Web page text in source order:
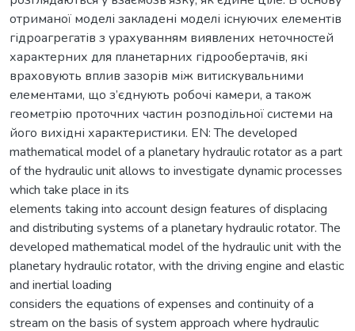
отриманої моделі закладені моделі існуючих елементів
гідроагрегатів з урахуванням виявлених неточностей
характерних для планетарних гідрообертачів, які
враховують вплив зазорів між витискувальними
елементами, що з’єднують робочі камери, а також
геометрію проточних частин розподільної системи на
його вихідні характеристики. EN: The developed
mathematical model of a planetary hydraulic rotator as a part
of the hydraulic unit allows to investigate dynamic processes
which take place in its
elements taking into account design features of displacing
and distributing systems of a planetary hydraulic rotator. The
developed mathematical model of the hydraulic unit with the
planetary hydraulic rotator, with the driving engine and elastic
and inertial loading
considers the equations of expenses and continuity of a
stream on the basis of system approach where hydraulic